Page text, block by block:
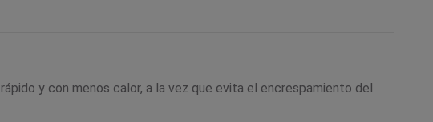
y con menos calor, a la vez que evita el encrespamiento del